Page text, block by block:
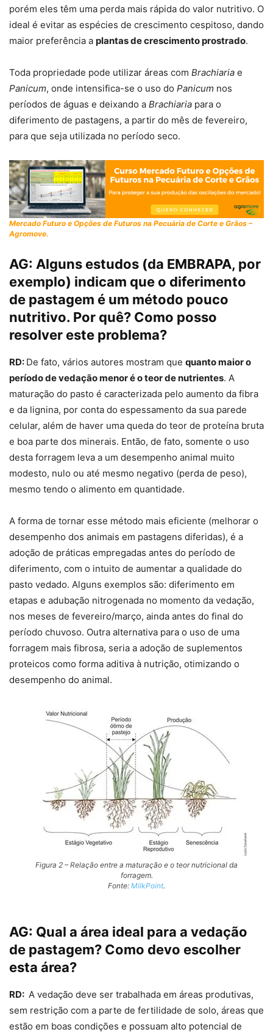
porém eles têm uma perda mais rápida do valor nutritivo. O
ideal é evitar as espécies de crescimento cespitoso, dando
maior preferência a plantas de crescimento prostrado.
Toda propriedade pode utilizar áreas com Brachiaria e
Panicum, onde intensifica-se o uso do Panicum nos
períodos de águas e deixando a Brachiaria para o
diferimento de pastagens, a partir do mês de fevereiro,
para que seja utilizada no período seco.
Mercado Futuro e Opções de Futuros na Pecuária de Corte e Grãos –
Agromove.
AG: Alguns estudos (da EMBRAPA, por
exemplo) indicam que o diferimento
de pastagem é um método pouco
nutritivo. Por quê? Como posso
resolver este problema?
RD: De fato, vários autores mostram que quanto maior o
período de vedação menor é o teor de nutrientes. A
maturação do pasto é caracterizada pelo aumento da fibra
e da lignina, por conta do espessamento da sua parede
celular, além de haver uma queda do teor de proteína bruta
e boa parte dos minerais. Então, de fato, somente o uso
desta forragem leva a um desempenho animal muito
modesto, nulo ou até mesmo negativo (perda de peso),
mesmo tendo o alimento em quantidade.
A forma de tornar esse método mais eficiente (melhorar o
desempenho dos animais em pastagens diferidas), é a
adoção de práticas empregadas antes do período de
diferimento, com o intuito de aumentar a qualidade do
pasto vedado. Alguns exemplos são: diferimento em
etapas e adubação nitrogenada no momento da vedação,
nos meses de fevereiro/março, ainda antes do final do
período chuvoso. Outra alternativa para o uso de uma
forragem mais fibrosa, seria a adoção de suplementos
proteicos como forma aditiva à nutrição, otimizando o
desempenho do animal.
Figura 2 – Relação entre a maturação e o teor nutricional da
forragem.
Fonte: MilkPoint.
AG: Qual a área ideal para a vedação
de pastagem? Como devo escolher
esta área?
RD: A vedação deve ser trabalhada em áreas produtivas,
sem restrição com a parte de fertilidade de solo, áreas que
estão em boas condições e possuam alto potencial de